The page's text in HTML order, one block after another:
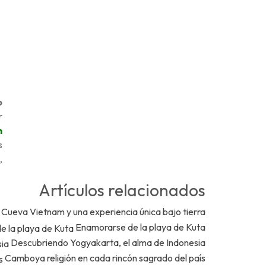
Artículos relacionados
Cueva Vietnam y una experiencia única bajo tierra
Enamorarse de la playa de Kuta
Descubriendo Yogyakarta, el alma de Indonesia
Camboya religión en cada rincón sagrado del país